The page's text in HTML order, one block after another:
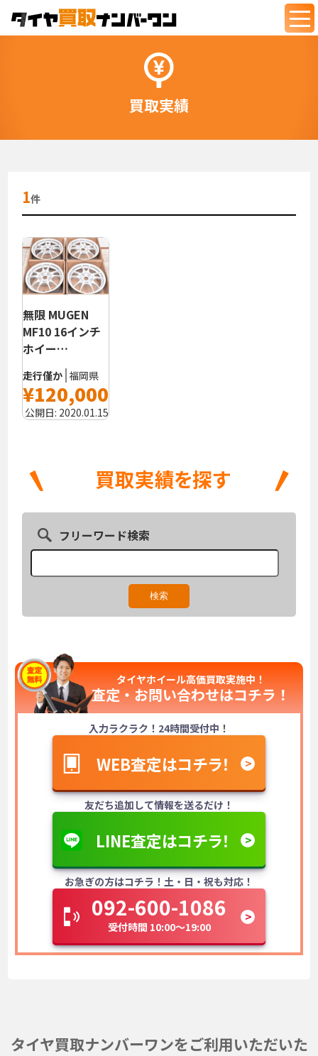
買取実績
1件
無限 MUGEN
MF10 16インチ
ホイー…
走行僅か 福岡県
¥120,000
公開日: 2020.01.15
フリーワード検索
タイヤホイール高価買取実施中！
査定・お問い合わせはコチラ！
入力ラクラク！24時間受付中！
WEB査定はコチラ！
友だち追加して情報を送るだけ！
LINE査定はコチラ！
お急ぎの方はコチラ！土・日・祝も対応！
092-600-1086
受付時間 10:00～19:00
タイヤ買取ナンバーワンをご利用いただいた